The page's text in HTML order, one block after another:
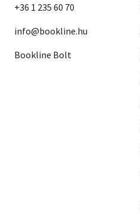
+36 1 235 60 70
info@bookline.hu
Bookline Bolt